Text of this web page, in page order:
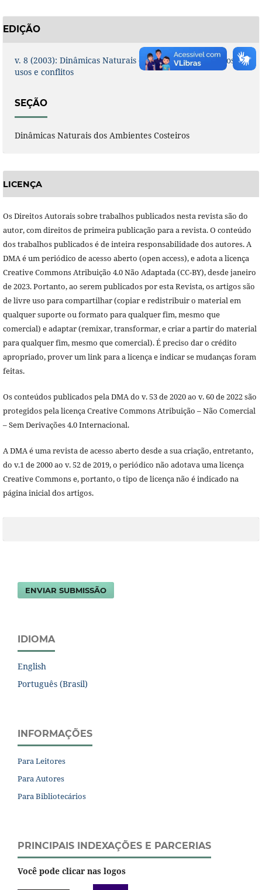
EDIÇÃO
v. 8 (2003): Dinâmicas Naturais dos Ambientes Costeiros:
usos e conflitos
SEÇÃO
Dinâmicas Naturais dos Ambientes Costeiros
LICENÇA
Os Direitos Autorais sobre trabalhos publicados nesta revista são do
autor, com direitos de primeira publicação para a revista. O conteúdo
dos trabalhos publicados é de inteira responsabilidade dos autores. A
DMA é um periódico de acesso aberto (open access), e adota a licença
Creative Commons Atribuição 4.0 Não Adaptada (CC-BY), desde janeiro
de 2023. Portanto, ao serem publicados por esta Revista, os artigos são
de livre uso para compartilhar (copiar e redistribuir o material em
qualquer suporte ou formato para qualquer fim, mesmo que
comercial) e adaptar (remixar, transformar, e criar a partir do material
para qualquer fim, mesmo que comercial). É preciso dar o crédito
apropriado, prover um link para a licença e indicar se mudanças foram
feitas.
Os conteúdos publicados pela DMA do v. 53 de 2020 ao v. 60 de 2022 são
protegidos pela licença Creative Commons Atribuição – Não Comercial
– Sem Derivações 4.0 Internacional.
A DMA é uma revista de acesso aberto desde a sua criação, entretanto,
do v.1 de 2000 ao v. 52 de 2019, o periódico não adotava uma licença
Creative Commons e, portanto, o tipo de licença não é indicado na
página inicial dos artigos.
ENVIAR SUBMISSÃO
IDIOMA
English
Português (Brasil)
INFORMAÇÕES
Para Leitores
Para Autores
Para Bibliotecários
PRINCIPAIS INDEXAÇÕES E PARCERIAS
Você pode clicar nas logos